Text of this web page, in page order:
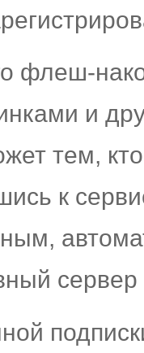
флеш-
и
тем,
к
сервер